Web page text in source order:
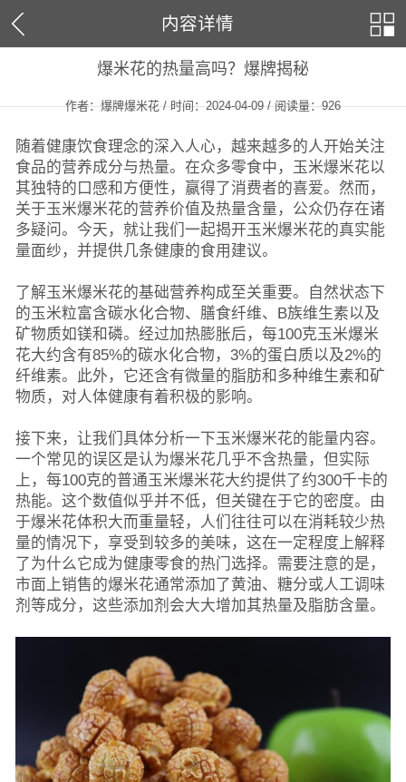
内容详情
爆米花的热量高吗？爆牌揭秘
作者：爆牌爆米花 / 时间：2024-04-09 / 阅读量：926
随着健康饮食理念的深入人心，越来越多的人开始关注
食品的营养成分与热量。在众多零食中，玉米爆米花以
其独特的口感和方便性，赢得了消费者的喜爱。然而，
关于玉米爆米花的营养价值及热量含量，公众仍存在诸
多疑问。今天，就让我们一起揭开玉米爆米花的真实能
量面纱，并提供几条健康的食用建议。
了解玉米爆米花的基础营养构成至关重要。自然状态下
的玉米粒富含碳水化合物、膳食纤维、B族维生素以及
矿物质如镁和磷。经过加热膨胀后，每100克玉米爆米
花大约含有85%的碳水化合物，3%的蛋白质以及2%的
纤维素。此外，它还含有微量的脂肪和多种维生素和矿
物质，对人体健康有着积极的影响。
接下来，让我们具体分析一下玉米爆米花的能量内容。
一个常见的误区是认为爆米花几乎不含热量，但实际
上，每100克的普通玉米爆米花大约提供了约300千卡的
热能。这个数值似乎并不低，但关键在于它的密度。由
于爆米花体积大而重量轻，人们往往可以在消耗较少热
量的情况下，享受到较多的美味，这在一定程度上解释
了为什么它成为健康零食的热门选择。需要注意的是，
市面上销售的爆米花通常添加了黄油、糖分或人工调味
剂等成分，这些添加剂会大大增加其热量及脂肪含量。